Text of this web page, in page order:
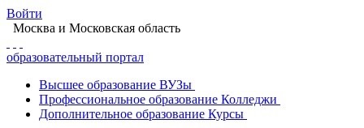
Войти
Москва и Московская область
образовательный портал
Высшее образование ВУЗы
Профессиональное образование Колледжи
Дополнительное образование Курсы